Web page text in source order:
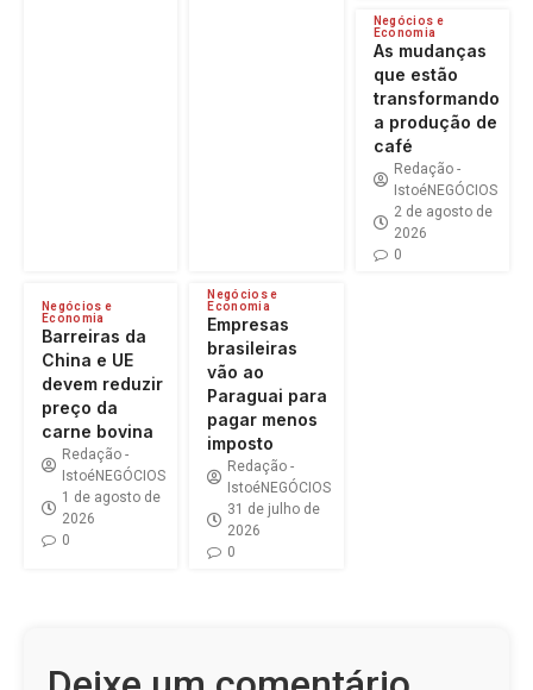
Negócios e
Economia
As mudanças
que estão
transformando
a produção de
café
Redação -
IstoéNEGÓCIOS
2 de agosto de
2026
0
Negócios e
Economia
Barreiras da
China e UE
devem reduzir
preço da
carne bovina
Redação -
IstoéNEGÓCIOS
1 de agosto de
2026
0
Negócios e
Economia
Empresas
brasileiras
vão ao
Paraguai para
pagar menos
imposto
Redação -
IstoéNEGÓCIOS
31 de julho de
2026
0